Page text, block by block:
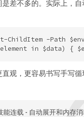
是差不多的。实际上，
ChildItem -Path
观，更容易书写手写循
能连载 - 自动展开和内存